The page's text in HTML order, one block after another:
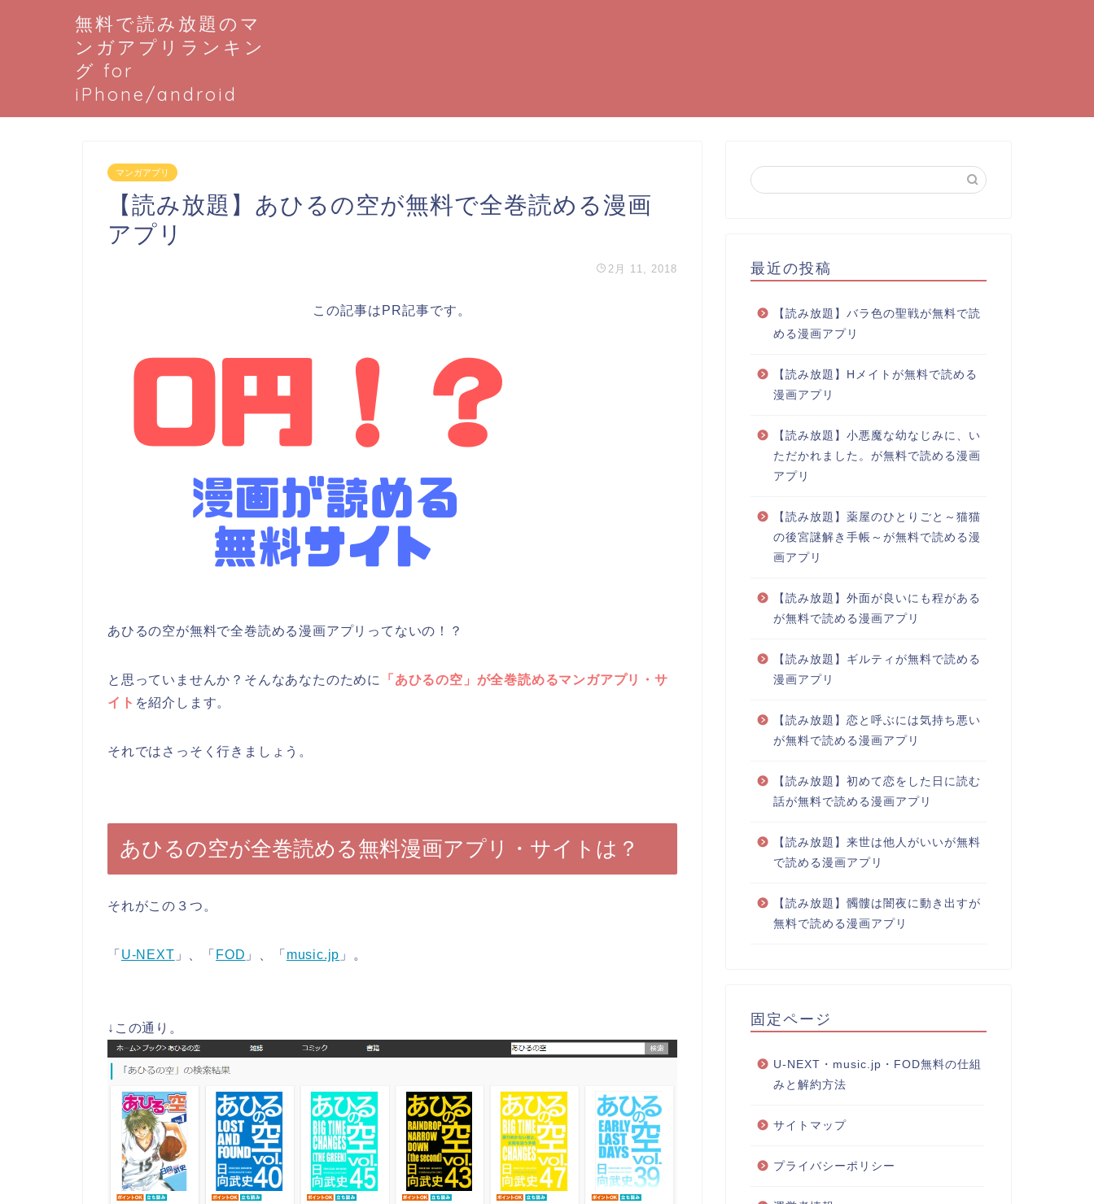
無料で読み放題のマ
ンガアプリランキン
グ for
iPhone/android
マンガアプリ
【読み放題】あひるの空が無料で全巻読める漫画
アプリ
2月 11, 2018
この記事はPR記事です。
あひるの空が無料で全巻読める漫画アプリってないの！？
と思っていませんか？そんなあなたのために
「あひるの空」が全巻読めるマンガアプリ・サ
イト を紹介します。
それではさっそく行きましょう。
あひるの空が全巻読める無料漫画アプリ・サイトは？
それがこの３つ。
「 U-NEXT 」、「 FOD 」、「 music.jp 」。
↓この通り。
最近の投稿
【読み放題】バラ色の聖戦が無料で読
める漫画アプリ
【読み放題】Hメイトが無料で読める
漫画アプリ
【読み放題】小悪魔な幼なじみに、い
ただかれました。が無料で読める漫画
アプリ
【読み放題】薬屋のひとりごと～猫猫
の後宮謎解き手帳～が無料で読める漫
画アプリ
【読み放題】外面が良いにも程がある
が無料で読める漫画アプリ
【読み放題】ギルティが無料で読める
漫画アプリ
【読み放題】恋と呼ぶには気持ち悪い
が無料で読める漫画アプリ
【読み放題】初めて恋をした日に読む
話が無料で読める漫画アプリ
【読み放題】来世は他人がいいが無料
で読める漫画アプリ
【読み放題】髑髏は闇夜に動き出すが
無料で読める漫画アプリ
固定ページ
U-NEXT・music.jp・FOD無料の仕組
みと解約方法
サイトマップ
プライバシーポリシー